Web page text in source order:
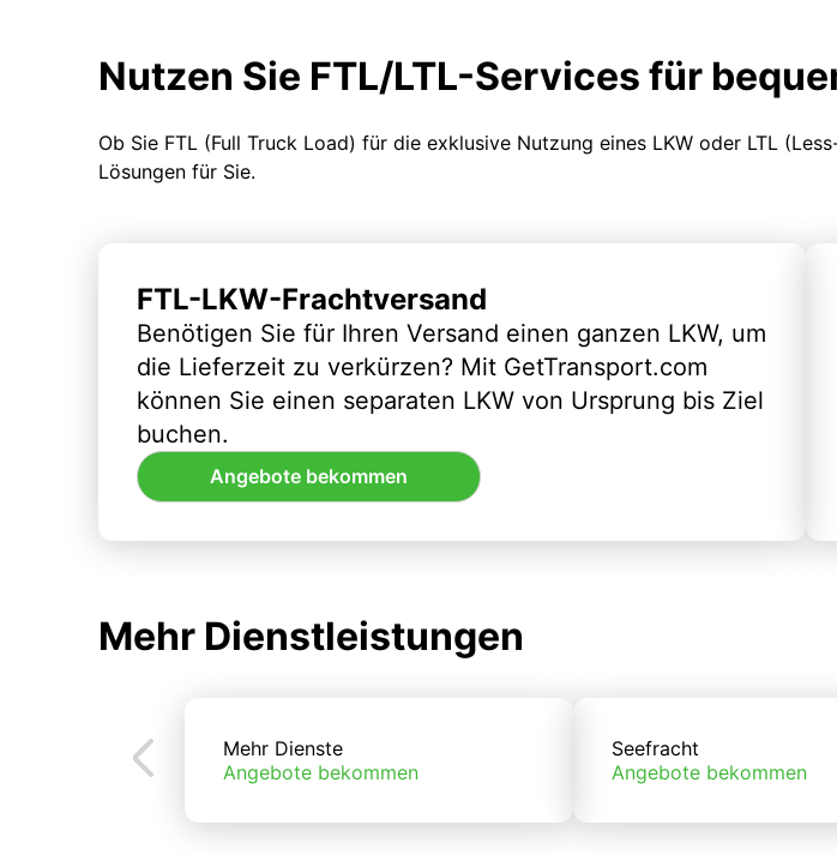
Nutzen Sie FTL/LTL-Services für
Ob Sie FTL (Full Truck Load) für die exklusive Nutzung eines LKW oder LTL
Lösungen für Sie.
FTL-LKW-Frachtversand
Benötigen Sie für Ihren Versand einen ganzen LKW, um
die Lieferzeit zu verkürzen? Mit GetTransport.com
können Sie einen separaten LKW von Ursprung bis Ziel
buchen.
Angebote bekommen
Mehr Dienstleistungen
Mehr Dienste
Angebote bekommen
Seefracht
Angebote bekommen